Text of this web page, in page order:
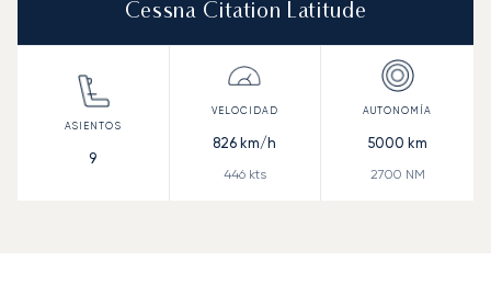
Cessna Citation Latitude
9
826 km/h
446kts
5000 km
2700 NM